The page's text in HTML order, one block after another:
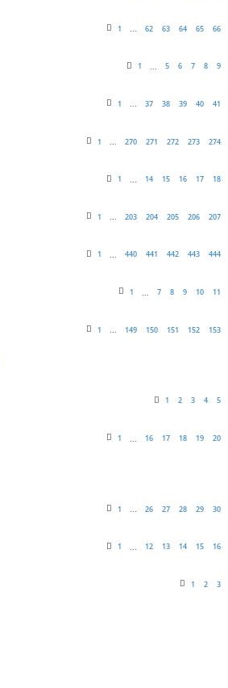
1 ... 62 63 64 65 66
1 5 6 7 8 9
1 ... 37 38 39 40 41
1 ... 270 271 272 273 274
1 14 15 16 17 18
1 ... 203 204 205 206 207
1 440 441 442 443 444
1 7 8 9 10 11
1 ... 149 150 151 152 153
1 2 3 4 5
1 16 17 18 19 20
1 ... 26 27 28 29 30
1 12 13 14 15 16
1 2 3